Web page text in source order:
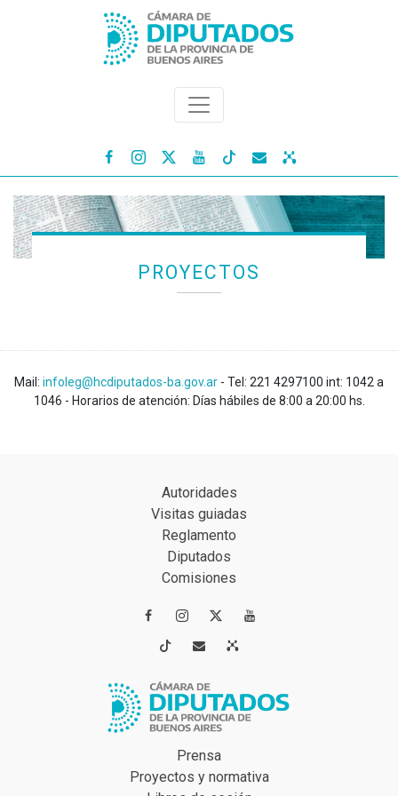
   
PROYECTOS
Mail: infoleg@hcdiputados-ba.gov.ar - Tel: 221 4297100 int: 1042 a
1046 - Horarios de atención: Días hábiles de 8:00 a 20:00 hs.
Autoridades
Visitas guiadas
Reglamento
Diputados
Comisiones
 
 
Prensa
Proyectos y normativa